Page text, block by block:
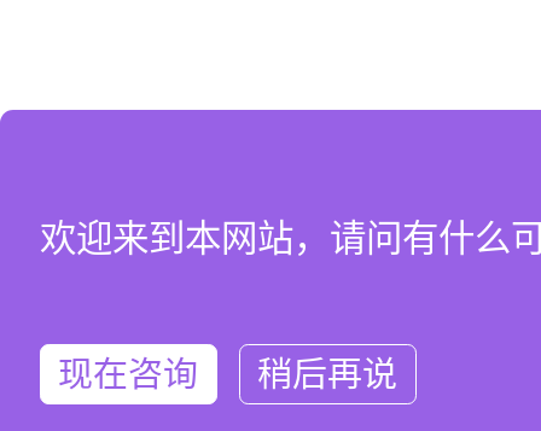
欢迎来到本网站，请问有什么
现在咨询 稍后再说